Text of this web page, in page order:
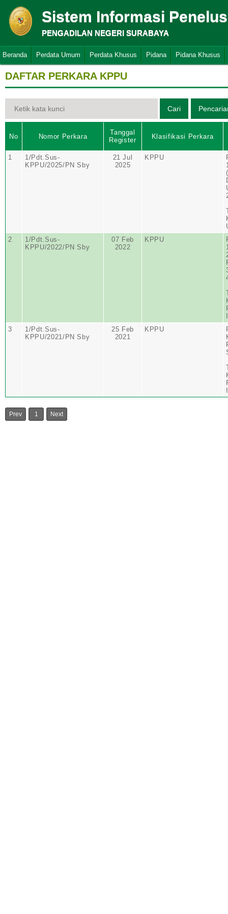
Sistem Informasi
PENGADILAN NEGERI SURABAYA
Beranda Perdata Umum Perdata Khusus Pidana Pidana Khusus
DAFTAR PERKARA KPPU
No Nomor Perkara
Tanggal
Register
Klasifikasi Perkara
1
1/Pdt.Sus-
KPPU/2025/PN Sby
21 Jul
2025
KPPU
2
1/Pdt.Sus-
KPPU/2022/PN Sby
07 Feb
2022
KPPU
3
1/Pdt.Sus-
KPPU/2021/PN Sby
25 Feb
2021
KPPU
Prev 1 Next